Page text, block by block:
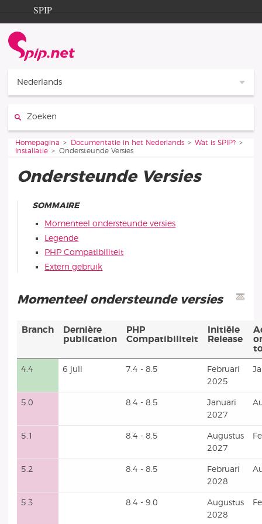
Ga naar de inhoud
Ga naar de navigatie
SPIP
Documentation
Contribution
Nederlands
Je bent hier:
Homepagina Documentatie in het Nederlands
Wat is SPIP?
Installatie
Ondersteunde Versies
Ondersteunde Versies
SOMMAIRE
Momenteel ondersteunde versies
Legende
PHP Compatibiliteit
Extern gebruik
Momenteel ondersteunde versies
Branch
Dernière
publication
PHP
Compatibiliteit
Initiële
Release
4.4 6 juli 7.4 - 8.5
Februari
2025
5.0 8.4 - 8.5
Januari
2027
5.1 8.4 - 8.5
Augustus
2027
5.2 8.4 - 8.5
Februari
2028
5.3 8.4 - 9.0
Augustus
2028